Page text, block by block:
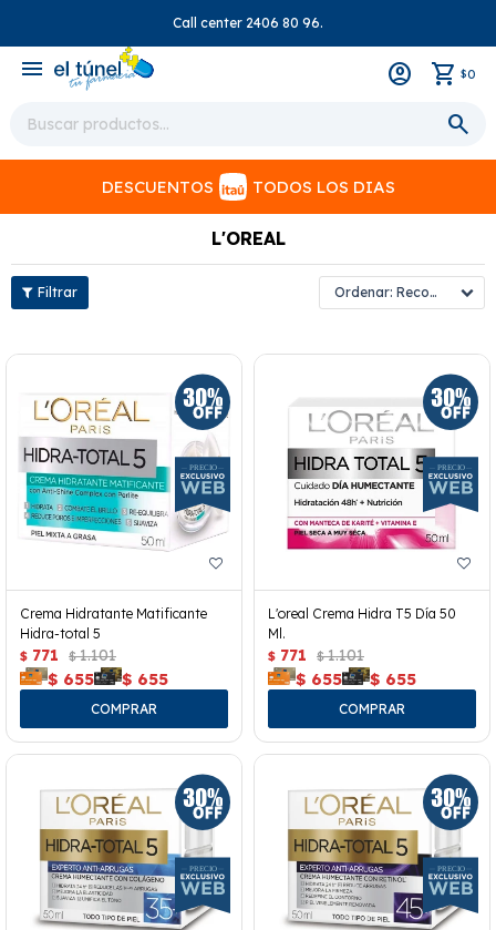
Call center 2406 80 96.
menu $0
DESCUENTOS TODOS LOS DIAS
L'OREAL
Recomendados
Crema Hidratante Matificante
Hidra-total 5
$ 771 $ 1.101
$ 655 $ 655
L'oreal Crema Hidra T5 Día 50
Ml.
$ 771 $ 1.101
$ 655 $ 655
close